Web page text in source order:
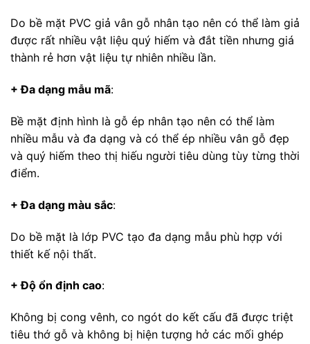
Do bề mặt PVC giả vân gỗ nhân tạo nên có thể làm giả
được rất nhiều vật liệu quý hiếm và đắt tiền nhưng giá
thành rẻ hơn vật liệu tự nhiên nhiều lần.
+ Đa dạng mẫu mã:
Bề mặt định hình là gỗ ép nhân tạo nên có thể làm
nhiều mẫu và đa dạng và có thể ép nhiều vân gỗ đẹp
và quý hiếm theo thị hiếu người tiêu dùng tùy từng thời
điểm.
+ Đa dạng màu sắc:
Do bề mặt là lớp PVC tạo đa dạng mẫu phù hợp với
thiết kế nội thất.
+ Độ ổn định cao:
Không bị cong vênh, co ngót do kết cấu đã được triệt
tiêu thớ gỗ và không bị hiện tượng hở các mối ghép